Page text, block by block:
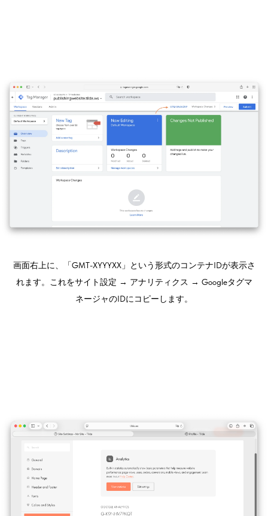
画面右上に、「GMT-XYYYXX」という形式のコンテナIDが表示さ
れます。これをサイト設定 → アナリティクス → Googleタグマ
ネージャのIDにコピーします。